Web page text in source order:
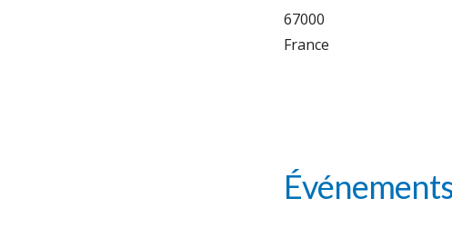
67000
France